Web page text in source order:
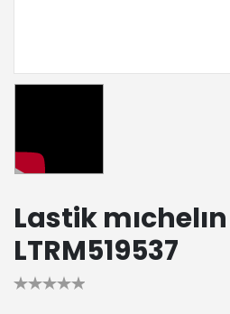
Lastik
LTRM519537